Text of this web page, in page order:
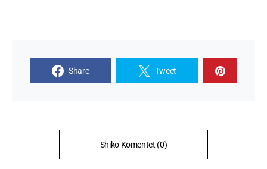
Share Tweet
Shiko Komentet (0)